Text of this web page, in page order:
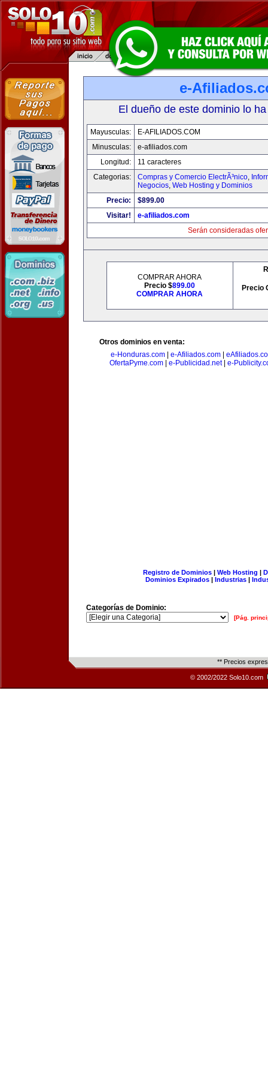
e-
El dueño de este dominio lo
Mayusculas:
E-AFILIADOS.COM
Minusculas:
e-afiliados.com
Longitud:
11 caracteres
Categorias:
Compras y Comercio ElectrÃ³nico,
Negocios, Web Hosting y Dominios
Precio:
$899.00
Visitar!
e-afiliados.com
Serán consideradas
COMPRAR AHORA
Precio $899.00
COMPRAR AHORA
Precio
Otros dominios en venta:
e-Honduras.com| e-Afiliados.com|
OfertaPyme.com| e-Publicidad.net| e-
Registro de Dominios| Web Hosting |
Dominios Expirados | Industrias |
Categorías de Dominio:
[Pág.
** Precios
© 2002/2022 Solo10.com